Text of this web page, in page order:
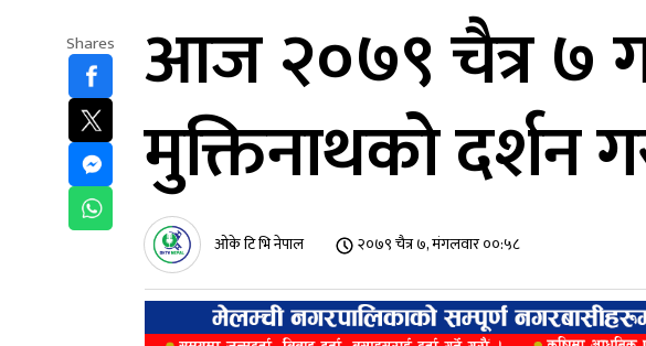
Shares आज २०७९ चैत्र ७
मुक्तिनाथको दर्शन
ओके टि भि नेपाल २०७९ चैत्र ७, मंगलवार ००:५८